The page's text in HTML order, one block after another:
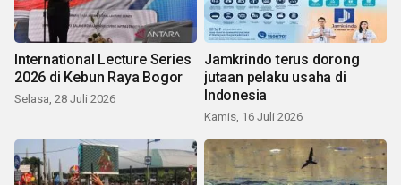
International Lecture Series
2026 di Kebun Raya Bogor
Selasa, 28 Juli 2026
Jamkrindo terus dorong
jutaan pelaku usaha di
Indonesia
Kamis, 16 Juli 2026